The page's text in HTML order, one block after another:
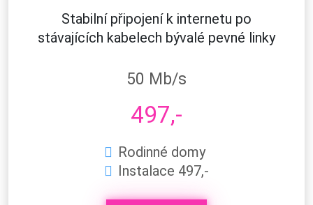
Stabilní připojení k internetu po
stávajících kabelech bývalé pevné linky
50 Mb/s
497,-
Rodinné domy
Instalace 497,-